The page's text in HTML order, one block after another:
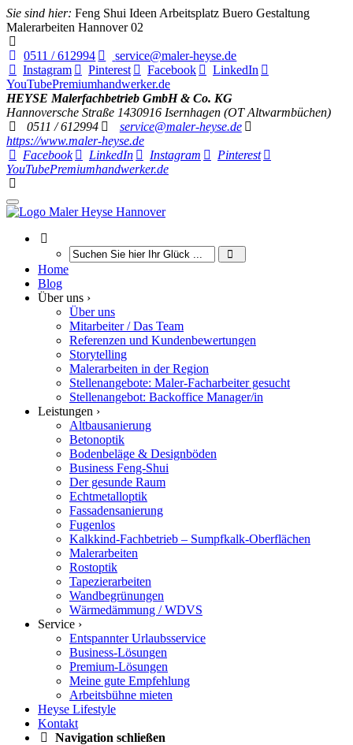
Sie sind hier: Feng Shui Ideen Arbeitsplatz Buero Gestaltung
Malerarbeiten Hannover 02
0511 / 612994
service@maler-heyse.de
Instagram
Pinterest Facebook
LinkedIn
YouTubePremiumhandwerker.de
HEYSE Malerfachbetrieb GmbH & Co. KG
Hannoversche Straße 1430916 Isernhagen (OT Altwarmbüchen)
0511 / 612994
service@maler-heyse.de
https://www.maler-heyse.de
Facebook
LinkedIn Instagram
Pinterest
YouTubePremiumhandwerker.de
Home
Blog
Über uns ›
Über uns
Mitarbeiter / Das Team
Referenzen und Kundenbewertungen
Storytelling
Malerarbeiten in der Region
Stellenangebote: Maler-Facharbeiter gesucht
Stellenangebot: Backoffice Manager/in
Leistungen ›
Altbausanierung
Betonoptik
Bodenbeläge & Designböden
Business Feng-Shui
Der gesunde Raum
Echtmetalloptik
Fassadensanierung
Fugenlos
Kalkkind-Fachbetrieb – Sumpfkalk-Oberflächen
Malerarbeiten
Rostoptik
Tapezierarbeiten
Wandbegrünungen
Wärmedämmung / WDVS
Service ›
Entspannter Urlaubsservice
Business-Lösungen
Premium-Lösungen
Meine gute Empfehlung
Arbeitsbühne mieten
Heyse Lifestyle
Kontakt
Navigation schließen